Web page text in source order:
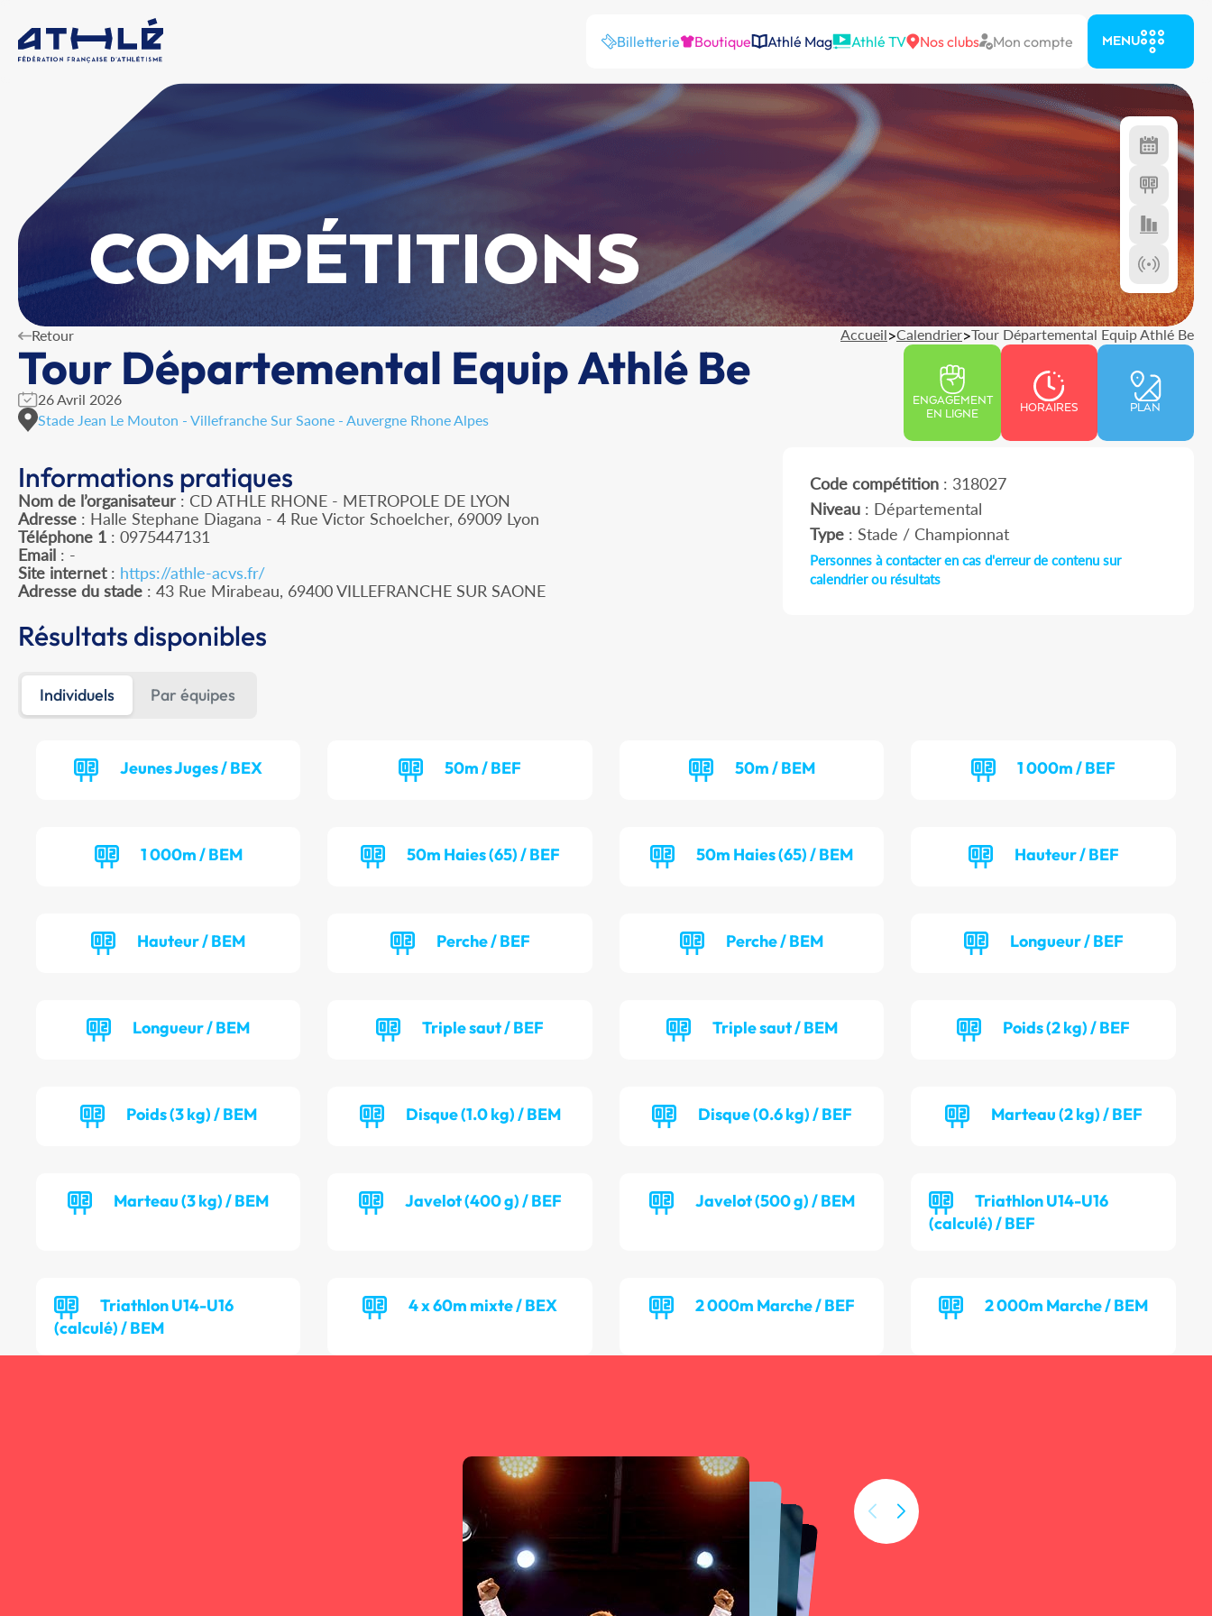
Billetterie Boutique Athlé Mag Athlé TV Nos clubs Mon compte MENU
COMPÉTITIONS
Retour Accueil>Calendrier>Tour Départemental Equip Athlé Be
Tour Départemental Equip Athlé Be
26 Avril 2026
Stade Jean Le Mouton - Villefranche Sur Saone - Auvergne Rhone Alpes
ENGAGEMENT
EN LIGNE
HORAIRES PLAN
Informations pratiques
Nom de l’organisateur : CD ATHLE RHONE - METROPOLE DE LYON
Adresse : Halle Stephane Diagana - 4 Rue Victor Schoelcher, 69009 Lyon
Téléphone 1 : 0975447131
Email : -
Site internet: https://athle-acvs.fr/
Adresse du stade : 43 Rue Mirabeau, 69400 VILLEFRANCHE SUR SAONE
Code compétition: 318027
Niveau: Départemental
Type: Stade / Championnat
Personnes à contacter en cas d'erreur de contenu sur
calendrier ou résultats
Résultats disponibles
Individuels Par équipes
Jeunes Juges / BEX 50m / BEF 50m / BEM 1 000m / BEF
1 000m / BEM 50m Haies (65) / BEF 50m Haies (65) / BEM Hauteur / BEF
Hauteur / BEM Perche / BEF Perche / BEM Longueur / BEF
Longueur / BEM Triple saut / BEF Triple saut / BEM Poids (2 kg) / BEF
Poids (3 kg) / BEM Disque (1.0 kg) / BEM Disque (0.6 kg) / BEF Marteau (2 kg) / BEF
Marteau (3 kg) / BEM Javelot (400 g) / BEF Javelot (500 g) / BEM
Triathlon U14-U16
(calculé) / BEF
Triathlon U14-U16
(calculé) / BEM
4 x 60m mixte / BEX 2 000m Marche / BEF 2 000m Marche / BEM